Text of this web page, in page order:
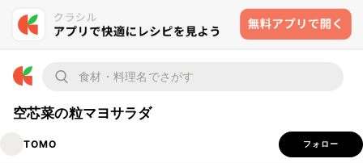
空芯菜の粒マヨサラダ
TOMO フォロー